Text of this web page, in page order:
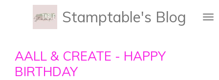
hoofdinhoud
Stamptable's Blog
AALL & CREATE - HAPPY
BIRTHDAY